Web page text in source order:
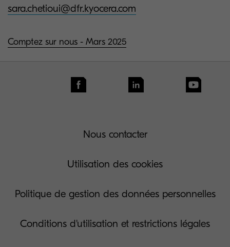
sara.chetioui@dfr.kyocera.com
Comptez sur nous - Mars 2025
Nous contacter
Utilisation des cookies
Politique de gestion des données personnelles
Conditions d'utilisation et restrictions légales